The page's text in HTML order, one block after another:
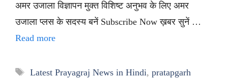
अमर उजाला विज्ञापन मुक्त विशिष्ट अनुभव के लिए अमर
उजाला प्लस के सदस्य बनें Subscribe Now ख़बर सुनें …
Read more
Tags
Latest Prayagraj News in Hindi, pratapgarh